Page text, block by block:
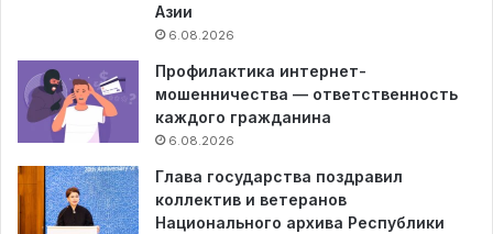
Азии
6.08.2026
Профилактика интернет-
мошенничества — ответственность
каждого гражданина
6.08.2026
Глава государства поздравил
коллектив и ветеранов
Национального архива Республики